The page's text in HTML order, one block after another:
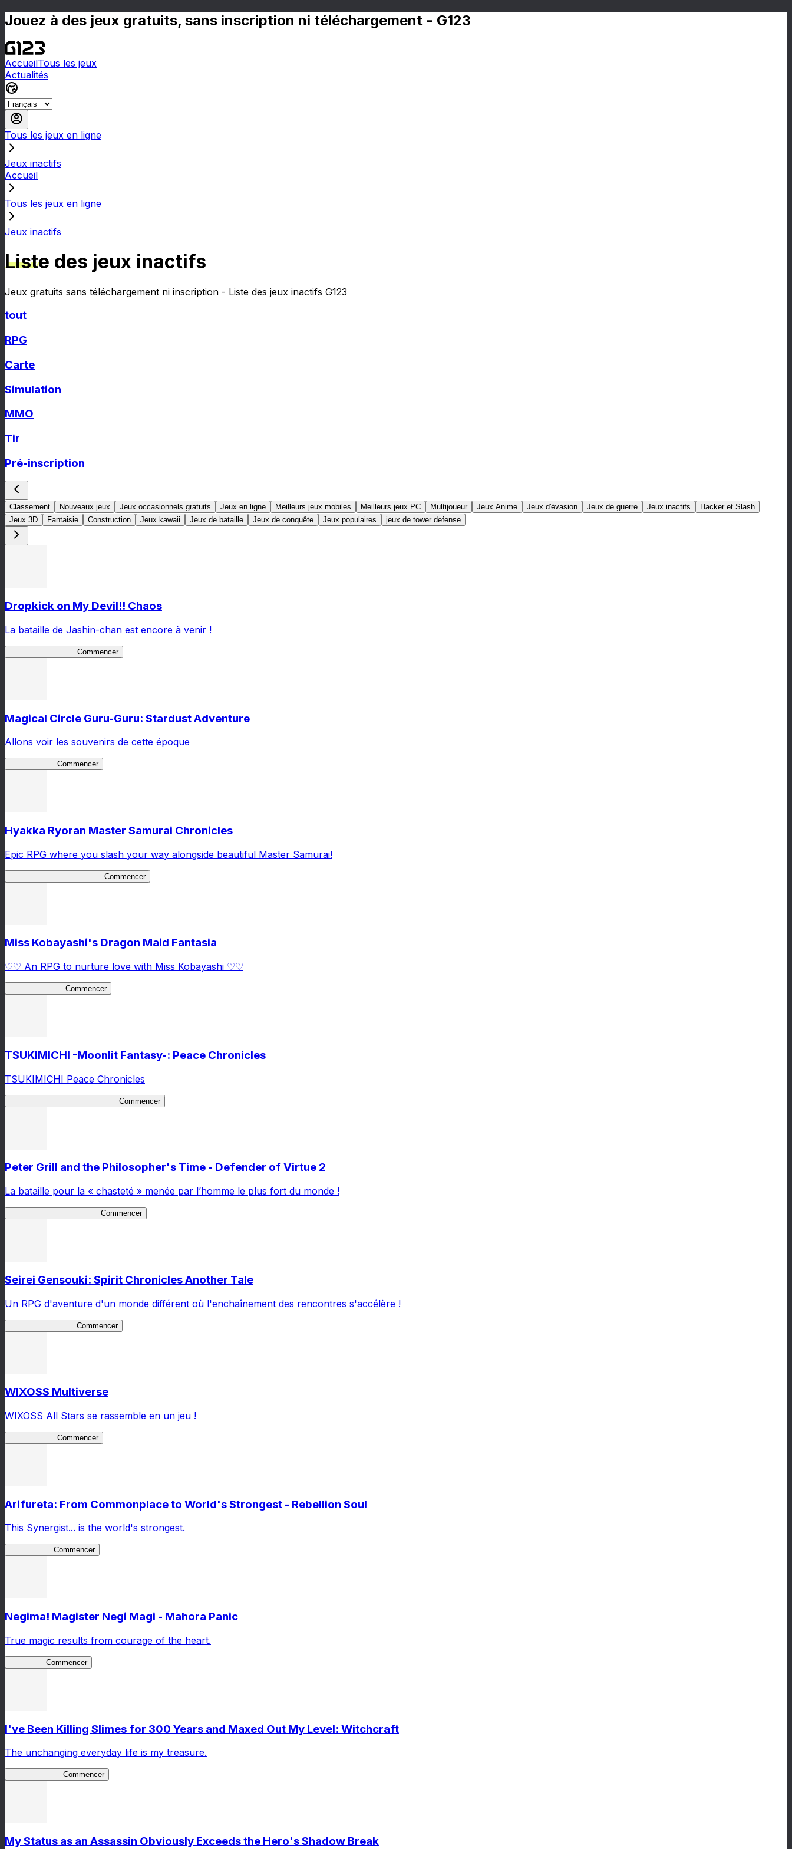
Jouez à des jeux gratuits, sans inscription ni téléchargement - G123
AccueilTous les jeux
Actualités
Tous les jeux en ligne
Jeux inactifs
Accueil
Tous les jeux en ligne
Jeux inactifs
Liste des jeux inactifs
Jeux gratuits sans téléchargement ni inscription - Liste des jeux inactifs G123
tout
RPG
Carte
Simulation
MMO
Tir
Pré-inscription
Classement Nouveaux jeux Jeux occasionnels gratuits Jeux en ligne Meilleurs jeux mobiles Meilleurs jeux PC Multijoueur Jeux Anime Jeux d'évasion Jeux de guerre Jeux inactifs
Hacker et Slash
Jeux 3D
Fantaisie Construction Jeux kawaii Jeux de bataille Jeux de conquête Jeux populaires jeux de tower defense
Dropkick on My Devil!! Chaos
La bataille de Jashin-chan est encore à venir !
Commencer
Magical Circle Guru-Guru: Stardust Adventure
Allons voir les souvenirs de cette époque
Commencer
Hyakka Ryoran Master Samurai Chronicles
Epic RPG where you slash your way alongside beautiful Master Samurai!
Commencer
Miss Kobayashi's Dragon Maid Fantasia
♡♡ An RPG to nurture love with Miss Kobayashi ♡♡
Commencer
TSUKIMICHI -Moonlit Fantasy-: Peace Chronicles
TSUKIMICHI Peace Chronicles
Commencer
Peter Grill and the Philosopher's Time - Defender of Virtue 2
La bataille pour la « chasteté » menée par l’homme le plus fort du monde !
Commencer
Seirei Gensouki: Spirit Chronicles Another Tale
Un RPG d'aventure d'un monde différent où l'enchaînement des rencontres s'accélère !
Commencer
WIXOSS Multiverse
WIXOSS All Stars se rassemble en un jeu !
Commencer
Arifureta: From Commonplace to World's Strongest - Rebellion Soul
This Synergist... is the world's strongest.
Commencer
Negima! Magister Negi Magi - Mahora Panic
True magic results from courage of the heart.
Commencer
I've Been Killing Slimes for 300 Years and Maxed Out My Level: Witchcraft
The unchanging everyday life is my treasure.
Commencer
My Status as an Assassin Obviously Exceeds the Hero's Shadow Break